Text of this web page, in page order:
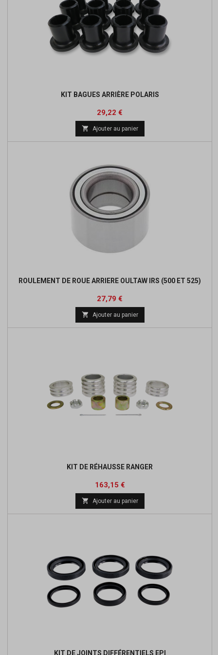
KIT BAGUES ARRIÈRE POLARIS
Prix
29,22 €
base
 Ajouter au panier
ROULEMENT DE ROUE ARRIERE OULTAW IRS (500 ET 525)
Prix
27,79 €
base
 Ajouter au panier
KIT DE RÉHAUSSE RANGER
Prix
163,15 €Prix
de
base
 Ajouter au panier
KIT DE JOINTS DIFFÉRENTIELS EPI